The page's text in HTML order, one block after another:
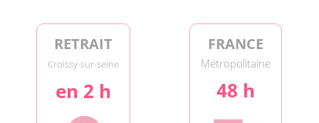
RETRAIT
Croissy-sur-seine
en 2 h
FRANCE
Métropolitaine
48 h